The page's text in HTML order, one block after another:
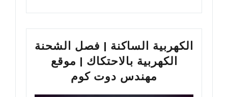
الكهربية الساكنة | فصل الشحنة
الكهربية بالاحتكاك | موقع
مهندس دوت كوم